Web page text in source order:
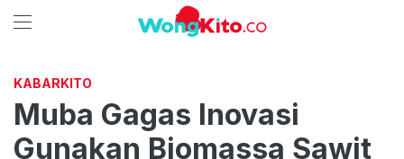
KABARKITO
Muba Gagas Inovasi
Gunakan Biomassa Sawit